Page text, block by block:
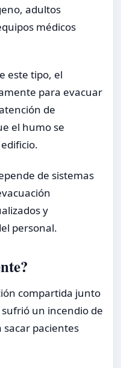
adultos
médicos
este tipo, el
para evacuar
de
el humo se
de sistemas
y
personal.
compartida junto
un incendio de
pacientes